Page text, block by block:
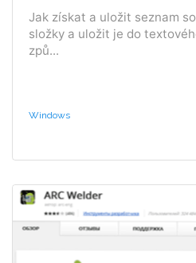
Jak získat a uložit seznam
složky a uložit je do
způ...
Windows